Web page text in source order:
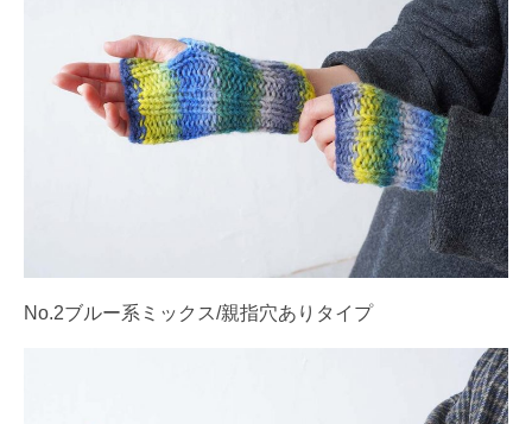
No.2ブルー系ミックス/親指穴ありタイプ